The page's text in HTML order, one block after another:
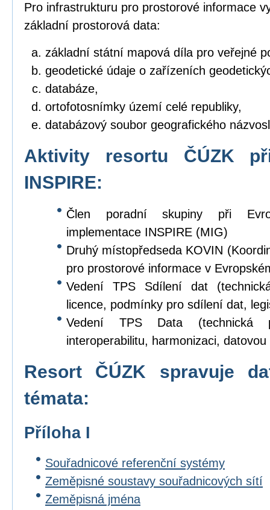
Pro infrastrukturu pro prostorové informace
základní prostorová data:
základní státní mapová díla pro veřejné
geodetické údaje o zařízeních
databáze,
ortofotosnímky území celé republiky,
databázový soubor geografického
Aktivity resortu ČÚZK
INSPIRE:
Člen poradní skupiny při
implementace INSPIRE (MIG)
Druhý místopředseda KOVIN
pro prostorové informace v
Vedení TPS Sdílení dat
licence, podmínky pro sdílení dat,
Vedení TPS Data (technická
interoperabilitu, harmonizaci,
Resort ČÚZK spravuje
témata:
Příloha I
Souřadnicové referenční systémy
Zeměpisné soustavy souřadnicových sítí
Zeměpisná jména